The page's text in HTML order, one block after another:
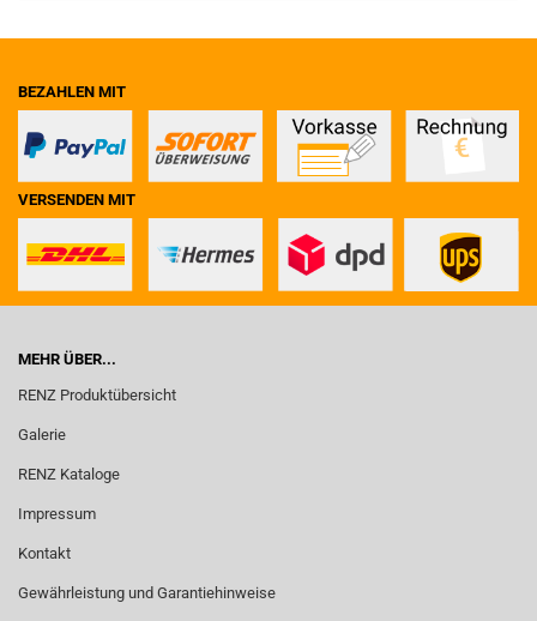
BEZAHLEN MIT
VERSENDEN MIT
MEHR ÜBER...
RENZ Produktübersicht
Galerie
RENZ Kataloge
Impressum
Kontakt
Gewährleistung und Garantiehinweise